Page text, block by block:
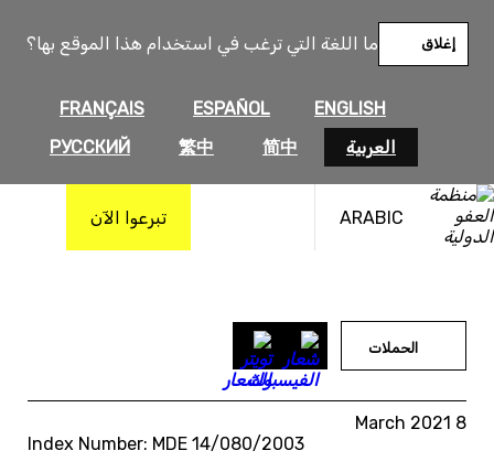
ما اللغة التي ترغب في استخدام هذا الموقع بها؟
ENGLISH
ESPAÑOL
FRANÇAIS
العربية
简中
繁中
РУССКИЙ
إغلاق
ARABIC تبرعوا الآن
المحتوى
الحملات
8 March 2021
Index Number: MDE 14/080/2003